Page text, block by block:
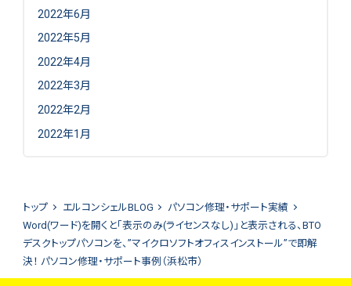
2022年6月
2022年5月
2022年4月
2022年3月
2022年2月
2022年1月
トップ エルコンシェルBLOG
パソコン修理・サポート実績
Word(ワード)を開くと「表示のみ(ライセンスなし)」と表示される、BTO
デスクトップパソコンを、”マイクロソフトオフィスインストール”で即解
決！ パソコン修理・サポート事例（浜松市）